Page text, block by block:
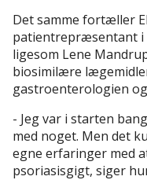
Det samme fortæller
patientrepræsentant i
ligesom Lene
biosimilære
gastroenterologien
- Jeg var i starten
med noget. Men det
egne erfaringer med
psoriasisgigt, siger